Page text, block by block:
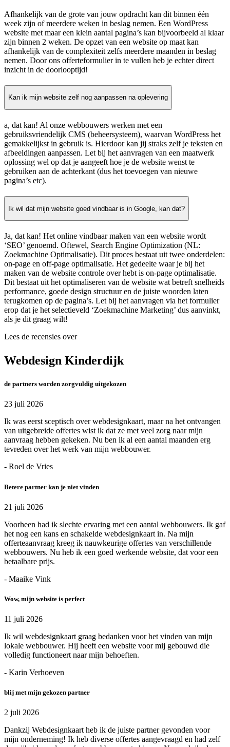
Afhankelijk van de grote van jouw opdracht kan dit binnen één
week zijn of meerdere weken in beslag nemen. Een WordPress
website met maar een klein aantal pagina’s kan bijvoorbeeld al klaar
zijn binnen 2 weken. De opzet van een website op maat kan
afhankelijk van de complexiteit zelfs meerdere maanden in beslag
nemen. Door ons offerteformulier in te vullen heb je echter direct
inzicht in de doorlooptijd!
Kan ik mijn website zelf nog aanpassen na oplevering
a, dat kan! Al onze webbouwers werken met een
gebruiksvriendelijk CMS (beheersysteem), waarvan WordPress het
gemakkelijkst in gebruik is. Hierdoor kan jij straks zelf je teksten en
afbeeldingen aanpassen. Let bij het aanvragen van een maatwerk
oplossing wel op dat je aangeeft hoe je de website wenst te
gebruiken aan de achterkant (dus het toevoegen van nieuwe
pagina’s etc).
Ik wil dat mijn website goed vindbaar is in Google, kan dat?
Ja, dat kan! Het online vindbaar maken van een website wordt
‘SEO’ genoemd. Oftewel, Search Engine Optimization (NL:
Zoekmachine Optimalisatie). Dit proces bestaat uit twee onderdelen:
on-page en off-page optimalisatie. Het gedeelte waar je bij het
maken van de website controle over hebt is on-page optimalisatie.
Dit bestaat uit het optimaliseren van de website wat betreft snelheids
performance, goede design structuur en de juiste woorden laten
terugkomen op de pagina’s. Let bij het aanvragen via het formulier
erop dat je het selectieveld ‘Zoekmachine Marketing’ dus aanvinkt,
als je dit graag wilt!
Lees de recensies over
Webdesign Kinderdijk
de partners worden zorgvuldig uitgekozen
23 juli 2026
Ik was eerst sceptisch over webdesignkaart, maar na het ontvangen
van uitgebreide offertes wist ik dat ze met veel zorg naar mijn
aanvraag hebben gekeken. Nu ben ik al een aantal maanden erg
tevreden over het werk van mijn webbouwer.
- Roel de Vries
Betere partner kan je niet vinden
21 juli 2026
Voorheen had ik slechte ervaring met een aantal webbouwers. Ik gaf
het nog een kans en schakelde webdesignkaart in. Na mijn
offerteaanvraag kreeg ik nauwkeurige offertes van verschillende
webbouwers. Nu heb ik een goed werkende website, dat voor een
betaalbare prijs.
- Maaike Vink
Wow, mijn website is perfect
11 juli 2026
Ik wil webdesignkaart graag bedanken voor het vinden van mijn
lokale webbouwer. Hij heeft een website voor mij gebouwd die
volledig functioneert naar mijn behoeften.
- Karin Verhoeven
blij met mijn gekozen partner
2 juli 2026
Dankzij Webdesignkaart heb ik de juiste partner gevonden voor
mijn onderneming! Ik heb diverse offertes aangevraagd en had zelf